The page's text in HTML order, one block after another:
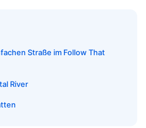
Straße im Follow That
River